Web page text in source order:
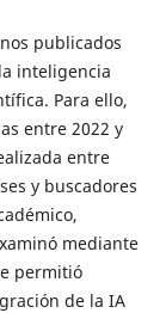
publicados
inteligencia
Para ello,
entre 2022 y
entre
y buscadores
mediante
permitió
de la IA